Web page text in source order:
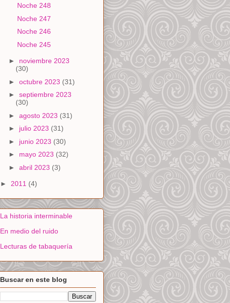
Noche 248
Noche 247
Noche 246
Noche 245
► noviembre 2023
(30)
► octubre 2023 (31)
► septiembre 2023
(30)
► agosto 2023 (31)
► julio 2023 (31)
► junio 2023 (30)
► mayo 2023 (32)
► abril 2023 (3)
► 2011 (4)
La historia interminable
En medio del ruido
Lecturas de tabaquería
Buscar en este blog